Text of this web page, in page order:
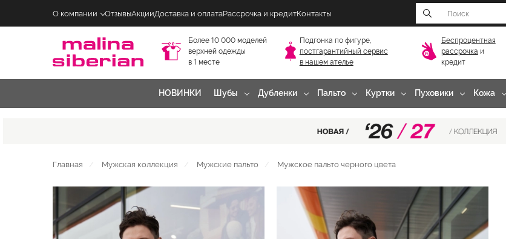
О компании ОтзывыАкцииДоставка и оплатаРассрочка и кредитКонтакты
Более 10 000 моделей
верхней одежды
в 1 месте
Подгонка по фигуре,
постгарантийный сервис
в нашем ателье
Беспроцентная
рассрочка и
кредит
НОВИНКИ Шубы Дубленки Пальто Куртки Пуховики Кожа
Главная Мужская коллекция Мужские пальто Мужское пальто черного цвета